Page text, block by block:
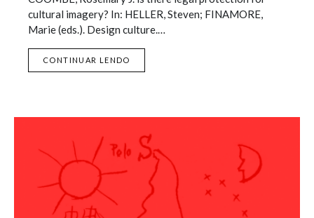
cultural imagery? In: HELLER, Steven; FINAMORE,
Marie (eds.). Design culture.…
CONTINUAR LENDO